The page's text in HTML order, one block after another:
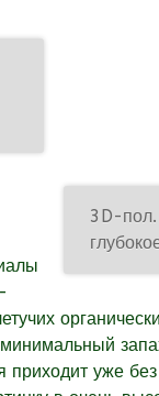
3D-пол.
уже без